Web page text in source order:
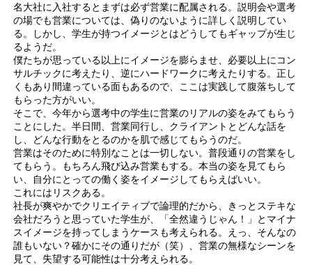
名大社に入社するとまずは必ず営業に配属される。説明会や選考
の場でも営業については、偽りのないように詳しく説明してい
る。しかし、学生が持つイメージとはどうしてもギャップが生じ
るようだ。
僕たちが思っている以上にイメージを膨らませ、必要以上にコン
サルチックに考えたり、逆にハードワークに考えたりする。正し
くもあり間違っている面もあるので、ここは実践して腹落ちして
もらった方がいい。
そこで、今年から選考中の学生に営業のリアルの姿をみてもらう
ことにした。半日間、営業同行し、クライアントとどんな話を
し、どんな行動をとるのかを肌で感じてもらうのだ。
営業はそのために特別なことは一切しない。普段通りの営業をし
てもらう。もちろん飛び込み営業もする。本当の姿を見てもら
い、自分にとっての働く姿をイメージしてもらえばいい。
これにはリスクある。
社長が爽やかでクリエイティブで論理的だから、きっとステキな
会社だろうと思っていた学生が、「全然違うじゃん！」とマイナ
スイメージを持ってしまうケースも考えられる。えっ、そんなの
誰もいない？確かにその通りだが（笑）、営業の無様なシーンを
見て、失望する可能性は十分考えられる。